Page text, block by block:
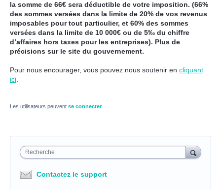
la somme de 66€ sera déductible de votre imposition. (66%
des sommes versées dans la limite de 20% de vos revenus
imposables pour tout particulier, et 60% des sommes
versées dans la limite de 10 000€ ou de 5‰ du chiffre
d’affaires hors taxes pour les entreprises). Plus de
précisions sur le site du gouvernement.
Pour nous encourager, vous pouvez nous soutenir en cliquant
ici
Les utilisateurs peuvent se connecter
Recherche
Contactez le support